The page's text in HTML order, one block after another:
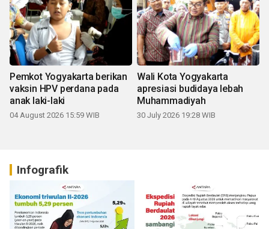
Pemkot Yogyakarta berikan
vaksin HPV perdana pada
anak laki-laki
04 August 2026 15:59 WIB
Wali Kota Yogyakarta
apresiasi budidaya lebah
Muhammadiyah
30 July 2026 19:28 WIB
Infografik